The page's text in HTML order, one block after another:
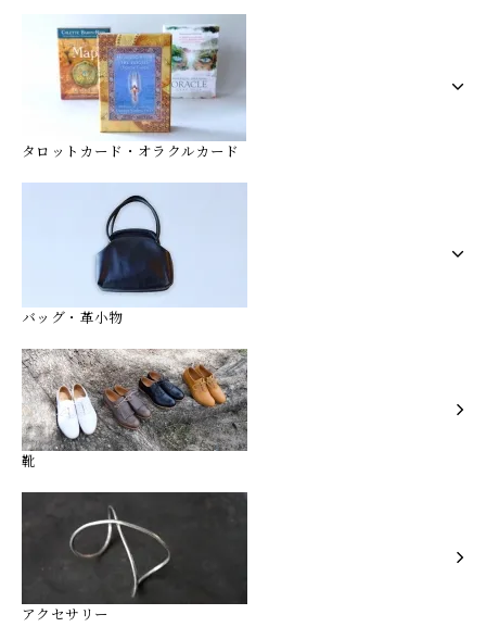
タロットカード・オラクルカード
バッグ・革小物
靴
アクセサリー